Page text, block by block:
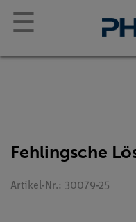
☰
Fehlingsche
Artikel-Nr.: 30079-25